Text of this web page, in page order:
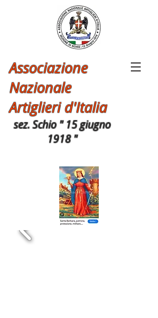
Associazione
Nazionale
Artiglieri d'Italia
sez. Schio " 15 giugno
1918 "